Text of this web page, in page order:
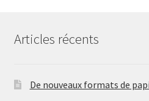
Articles récents
De nouveaux formats de